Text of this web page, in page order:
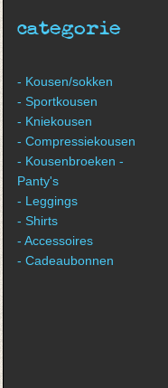
categorie
- Kousen/sokken
- Sportkousen
- Kniekousen
- Compressiekousen
- Kousenbroeken -
Panty's
- Leggings
- Shirts
- Accessoires
- Cadeaubonnen